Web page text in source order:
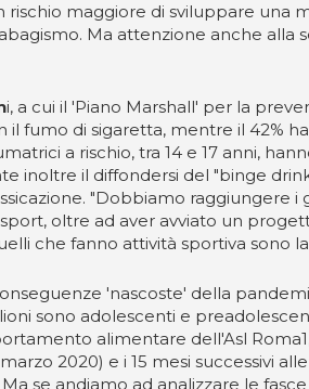
maggiore di sviluppare una
Ma attenzione anche alla
i, a cui il 'Piano Marshall' per la
il fumo di sigaretta, mentre il 42%
a rischio, tra 14 e 17 anni,
inoltre il diffondersi del "binge
"Dobbiamo
oltre ad aver avviato un
che fanno attività sportiva sono
'nascoste' della
sono adolescenti e
alimentare dell'Asl
2020) e i 15 mesi successivi
se andiamo ad analizzare le